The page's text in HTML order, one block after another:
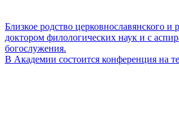
Близкое родство церковнославянского и
доктором филологических наук и с
богослужения.
В Академии состоится конференция на